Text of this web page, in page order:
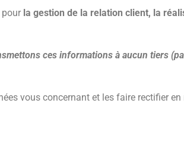
la gestion de la relation client, la
ces informations à aucun tiers
vous concernant et les faire rectifier